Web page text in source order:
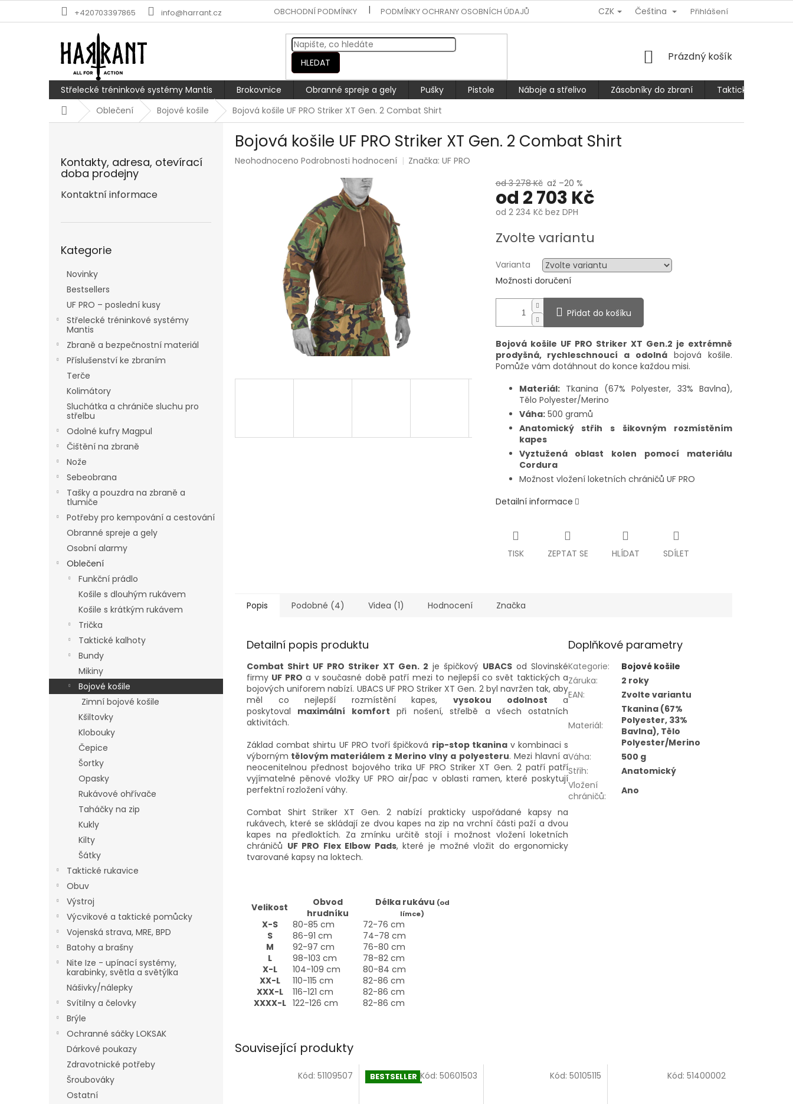
+420703397865 info@harrant.cz OBCHODNÍ PODMÍNKY PODMÍNKY OCHRANY OSOBNÍCH ÚDAJŮ REKLAMACE NEBO VRÁCENÍ/VÝMĚNA ZBOŽÍ
CZK Čeština Přihlášení
HLEDAT
NÁKUPNÍ
Prázdný košík
Střelecké tréninkové systémy Mantis Brokovnice Obranné spreje a gely Pušky Pistole Náboje a střelivo Zásobníky do zbraní
Taktické kalhoty
DomůOblečení Bojové košile Bojová košile UF PRO Striker XT Gen. 2 Combat Shirt
Kontakty, adresa, otevírací
doba prodejny
Kontaktní informace
kategorie
Kategorie
Novinky
Bestsellers
UF PRO – poslední kusy
Střelecké tréninkové systémy
Mantis
Zbraně a bezpečnostní materiál
Příslušenství ke zbraním
Terče
Kolimátory
Sluchátka a chrániče sluchu pro
střelbu
Odolné kufry Magpul
Čištění na zbraně
Nože
Sebeobrana
Tašky a pouzdra na zbraně a
tlumiče
Potřeby pro kempování a cestování
Obranné spreje a gely
Osobní alarmy
Oblečení
Funkční prádlo
Košile s dlouhým rukávem
Košile s krátkým rukávem
Trička
Taktické kalhoty
Bundy
Mikiny
Bojové košile
Zimní bojové košile
Kšiltovky
Klobouky
Čepice
Šortky
Opasky
Rukávové ohřívače
Taháčky na zip
Kukly
Kilty
Šátky
Taktické rukavice
Obuv
Výstroj
Výcvikové a taktické pomůcky
Vojenská strava, MRE, BPD
Batohy a brašny
Nite Ize - upínací systémy,
karabinky, světla a světýlka
Nášivky/nálepky
Svítilny a čelovky
Brýle
Ochranné sáčky LOKSAK
Dárkové poukazy
Zdravotnické potřeby
Šroubováky
Ostatní
Bojová košile UF PRO Striker XT Gen. 2 Combat Shirt
Průměrné
Neohodnoceno Podrobnosti hodnocení Značka:UF PRO
od 3 278 Kč až –20 %
od 2 703 Kč
od 2 234 Kčbez DPH
cena:
Zvolte variantu
Varianta
Možnosti doručení
Přidat do košíku
Bojová košile UF PRO Striker XT Gen.2 je extrémně
prodyšná, rychleschnoucí a odolná bojová košile.
Pomůže vám dotáhnout do konce každou misi.
Materiál:Tkanina (67% Polyester, 33% Bavlna),
Tělo Polyester/Merino
Váha:500 gramů
Anatomický střih s šikovným rozmístěním
kapes
Vyztužená oblast kolen pomocí materiálu
Cordura
Možnost vložení loketních chráničů UF PRO
Detailní informace
TISK ZEPTAT SE HLÍDAT SDÍLET
Související produkty
Kód: 51109507 BESTSELLER Kód: 50601503 Kód:50105115 Kód: 51400002
Popis Podobné (4) Videa (1) Hodnocení Značka
Detailní popis produktu
Combat Shirt UF PRO Striker XT Gen. 2 je špičkový UBACS od Slovinské
firmy UF PRO a v současné době patří mezi to nejlepší co svět taktických a
bojových uniforem nabízí. UBACS UF PRO Striker XT Gen. 2 byl navržen tak, aby
měl co nejlepší rozmístění kapes,vysokou odolnost a
poskytoval maximální komfort při nošení, střelbě a všech ostatních
aktivitách.
Základ combat shirtu UF PRO tvoří špičková rip-stop tkaninav kombinaci s
výborným tělovým materiálem z Merino vlny a polyesteru. Mezi hlavní a
neocenitelnou přednost bojového trika UF PRO Striker XT Gen. 2 patří patří
vyjímatelné pěnové vložky UF PRO air/pac v oblasti ramen, které poskytují
perfektní rozložení váhy.
Combat Shirt Striker XT Gen. 2 nabízí prakticky uspořádané kapsy na
rukávech, které se skládají ze dvou kapes na zip na vrchní části paží a dvou
kapes na předloktích. Za zmínku určitě stojí i možnost vložení loketních
chráničů UF PRO Flex Elbow Pads, které je možné vložit do ergonomicky
tvarované kapsy na loktech.
Velikost
Obvod
hrudníku
Délka rukávu (od
límce)
X-S 80-85 cm
72-76 cm
S
86-91 cm
74-78 cm
M
92-97 cm
76-80 cm
L
98-103 cm
78-82 cm
X-L
104-109 cm
80-84 cm
XX-L
110-115 cm
82-86 cm
XXX-L
116-121 cm
82-86 cm
XXXX-L 122-126 cm 82-86 cm
Doplňkové parametry
Kategorie:
Bojové košile
Záruka:
2 roky
EAN: Zvolte variantu
Materiál:
Tkanina (67%
Polyester, 33%
Bavlna), Tělo
Polyester/Merino
Váha:
500 g
Střih:
Anatomický
Vložení
chráničů: Ano